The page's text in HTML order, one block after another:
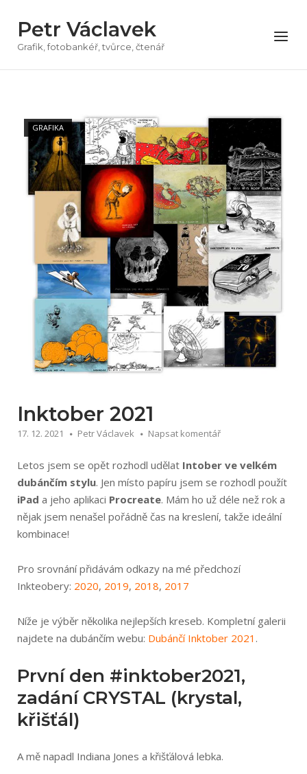
obsah
Petr Václavek
Grafik, fotobankéř, tvůrce, čtenář
Menu
GRAFIKA
Inktober 2021
17. 12. 2021 Petr Václavek Napsat komentář
Letos jsem se opět rozhodl udělat Intober ve velkém
dubánčím stylu. Jen místo papíru jsem se rozhodl použít
iPad a jeho aplikaci Procreate. Mám ho už déle než rok a
nějak jsem nenašel pořádně čas na kreslení, takže ideální
kombinace!
Pro srovnání přidávám odkazy na mé předchozí
Inkteobery: 2020, 2019, 2018, 2017
Níže je výběr několika nejlepších kreseb. Kompletní galerii
najdete na dubánčím webu: Dubánčí Inktober 2021 .
První den #inktober2021,
zadání CRYSTAL (krystal,
křišťál)
A mě napadl Indiana Jones a křišťálová lebka.